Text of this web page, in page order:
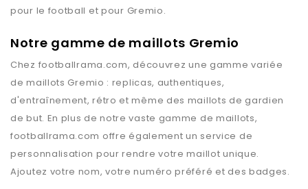
pour le football et pour Gremio.
Notre gamme de maillots Gremio
Chez footballrama.com, découvrez une gamme variée
de maillots Gremio : replicas, authentiques,
d'entraînement, rétro et même des maillots de gardien
de but. En plus de notre vaste gamme de maillots,
footballrama.com offre également un service de
personnalisation pour rendre votre maillot unique.
Ajoutez votre nom, votre numéro préféré et des badges.